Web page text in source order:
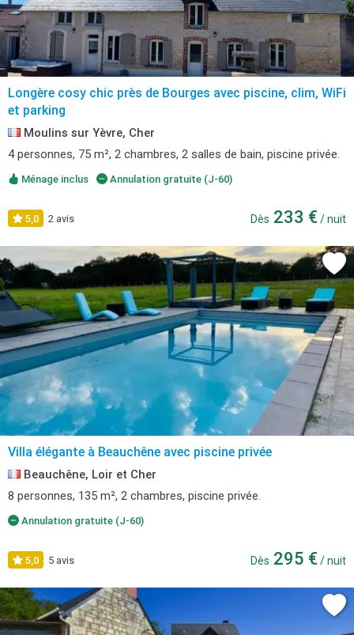
Longère cosy chic près de Bourges avec piscine, clim, WiFi
et parking
Moulins sur Yèvre, Cher
4 personnes, 75 m², 2 chambres, 2 salles de bain, piscine privée.
Ménage inclus Annulation gratuite (J-60)
5,0 2 avis Dès 233 € / nuit
Villa élégante à Beauchêne avec piscine privée
Beauchêne, Loir et Cher
8 personnes, 135 m², 2 chambres, piscine privée.
Annulation gratuite (J-60)
5,0 5 avis Dès 295 € / nuit